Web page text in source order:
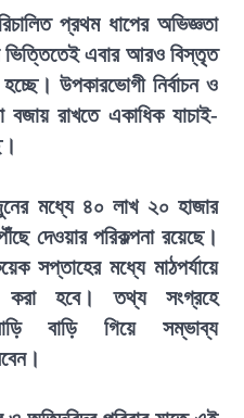
প্রথম ধাপের অভিজ্ঞতা
ভিত্তিতেই এবার আরও বিস্তৃত
উপকারভোগী নির্বাচন ও
বজায় রাখতে একাধিক যাচাই-
মধ্যে ৪০ লাখ ২০ হাজার
দেওয়ার পরিকল্পনা রয়েছে।
সপ্তাহের মধ্যে মাঠপর্যায়ে
হবে। তথ্য সংগ্রহে
বাড়ি গিয়ে সম্ভাব্য